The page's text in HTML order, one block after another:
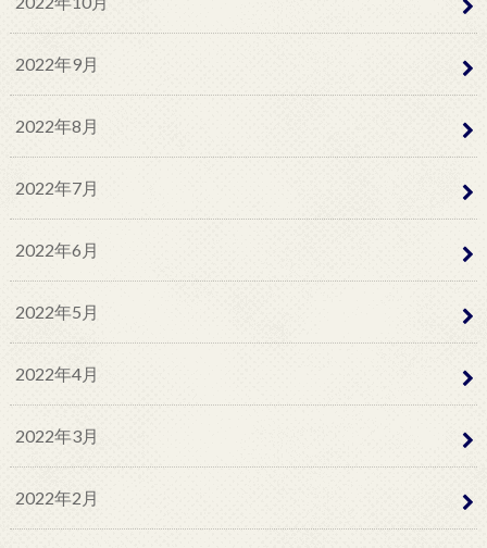
2022年9月
2022年8月
2022年7月
2022年6月
2022年5月
2022年4月
2022年3月
2022年2月